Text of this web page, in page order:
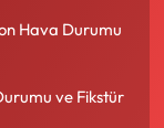
Hava Durumu
ve Fikstür